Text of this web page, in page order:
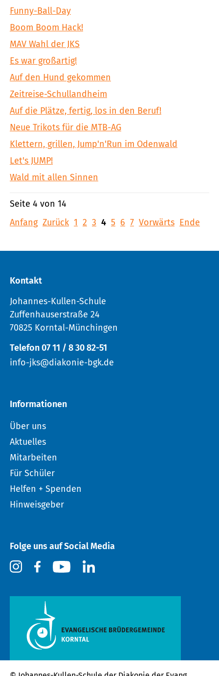
Funny-Ball-Day
Boom Boom Hack!
MAV Wahl der JKS
Es war großartig!
Auf den Hund gekommen
Zeitreise-Schullandheim
Auf die Plätze, fertig, los in den Beruf!
Neue Trikots für die MTB-AG
Klettern, grillen, Jump'n'Run im Odenwald
Let's JUMP!
Wald mit allen Sinnen
Seite 4 von 14
Anfang Zurück 1 2 3 4 5 6 7 Vorwärts Ende
Kontakt
Johannes-Kullen-Schule
Zuffenhauserstraße 24
70825 Korntal-Münchingen
Telefon 07 11 / 8 30 82-51
info-jks@diakonie-bgk.de
Informationen
Über uns
Aktuelles
Mitarbeiten
Für Schüler
Helfen + Spenden
Hinweisgeber
Folge uns auf Social Media